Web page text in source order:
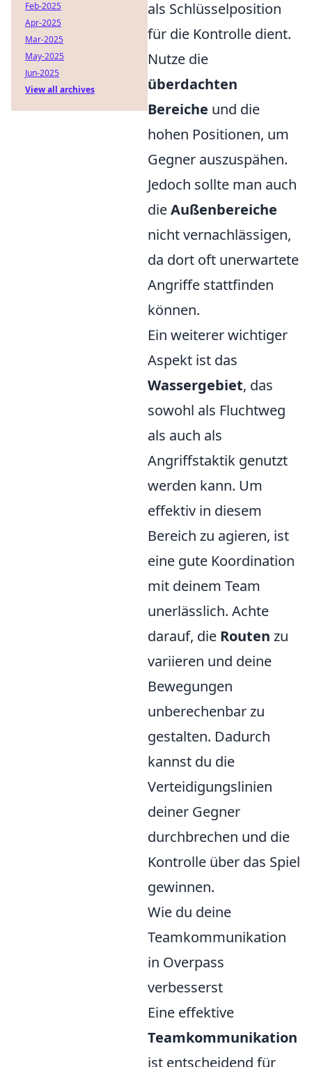
als Schlüsselposition
für die Kontrolle dient.
Nutze die
überdachten
Bereiche und die
hohen Positionen, um
Gegner auszuspähen.
Jedoch sollte man auch
dieAußenbereiche
nicht vernachlässigen,
da dort oft unerwartete
Angriffe stattfinden
können.
Ein weiterer wichtiger
Aspekt ist das
Wassergebiet, das
sowohl als Fluchtweg
als auch als
Angriffstaktik genutzt
werden kann. Um
effektiv in diesem
Bereich zu agieren, ist
eine gute Koordination
mit deinem Team
unerlässlich. Achte
darauf, die Routen zu
variieren und deine
Bewegungen
unberechenbar zu
gestalten. Dadurch
kannst du die
Verteidigungslinien
deiner Gegner
durchbrechen und die
Kontrolle über das Spiel
gewinnen.
Wie du deine
Teamkommunikation
in Overpass
verbesserst
Eine effektive
Teamkommunikation
ist entscheidend für
Feb-2025
Apr-2025
Mar-2025
May-2025
Jun-2025
View all archives